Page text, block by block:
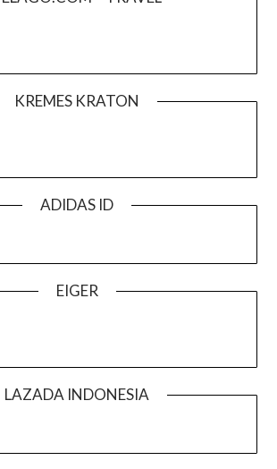
KREMES KRATON
ADIDAS ID
EIGER
LAZADA INDONESIA